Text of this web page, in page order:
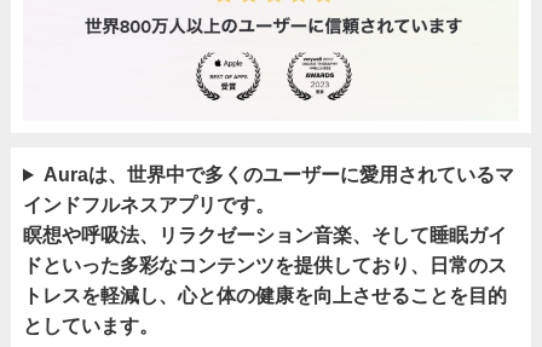
Auraは、世界中で多くのユーザーに愛用されているマ
インドフルネスアプリです。
瞑想や呼吸法、リラクゼーション音楽、そして睡眠ガイ
ドといった多彩なコンテンツを提供しており、日常のス
トレスを軽減し、心と体の健康を向上させることを目的
としています。